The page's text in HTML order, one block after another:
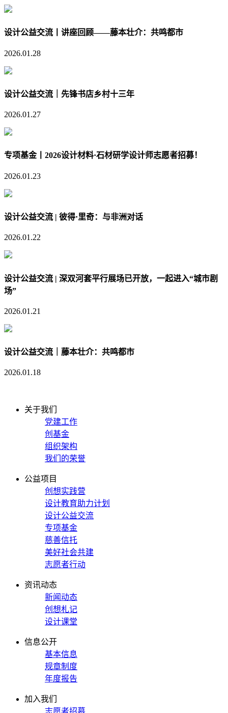
设计公益交流丨讲座回顾——藤本壮介：共鸣都市
2026.01.28
设计公益交流｜先锋书店乡村十三年
2026.01.27
专项基金丨2026设计材料·石材研学设计师志愿者招募！
2026.01.23
设计公益交流 | 彼得·里奇：与非洲对话
2026.01.22
设计公益交流 | 深双河套平行展场已开放，一起进入“城市剧
场”
2026.01.21
设计公益交流｜藤本壮介：共鸣都市
2026.01.18
关于我们
党建工作
创基金
组织架构
我们的荣誉
公益项目
创想实践营
设计教育助力计划
设计公益交流
专项基金
慈善信托
美好社会共建
志愿者行动
资讯动态
新闻动态
创想札记
设计课堂
信息公开
基本信息
规章制度
年度报告
加入我们